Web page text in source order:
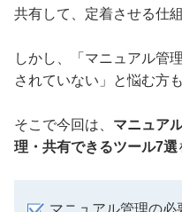
共有して、定着させる仕
しかし、「マニュアル管
されていない」と悩む方
そこで今回は、 マニュア
理・共有できるツール7選
マニュアル管理の